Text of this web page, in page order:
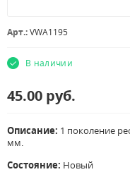
Арт.:VWA1195
В наличии
45.00 руб.
Описание: 1 поколение
мм.
Состояние: Новый